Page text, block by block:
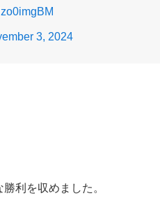
3, 2024
利を収めました。